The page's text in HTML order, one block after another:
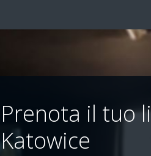
Prenota il tuo
Katowice